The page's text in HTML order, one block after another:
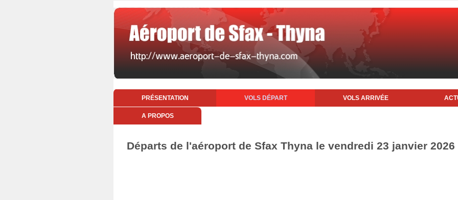
PRÉSENTATION VOLS DÉPART VOLS ARRIVÉE
A PROPOS
Départs de l'aéroport de Sfax Thyna le vendredi 23 janvier 2026